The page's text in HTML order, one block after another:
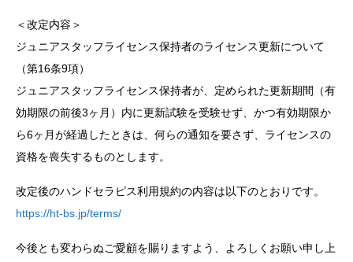
＜改定内容＞
ジュニアスタッフライセンス保持者のライセンス更新について
（第16条9項）
ジュニアスタッフライセンス保持者が、定められた更新期間（有
効期限の前後3ヶ月）内に更新試験を受験せず、かつ有効期限か
ら6ヶ月が経過したときは、何らの通知を要さず、ライセンスの
資格を喪失するものとします。
改定後のハンドセラピス利用規約の内容は以下のとおりです。
https://ht-bs.jp/terms/
今後とも変わらぬご愛顧を賜りますよう、よろしくお願い申し上